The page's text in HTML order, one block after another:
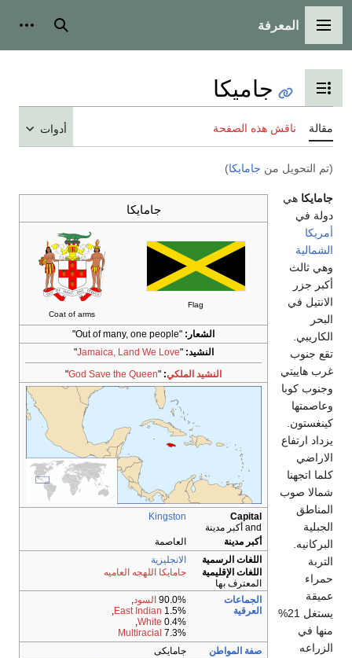
القائمة الرئيسية
المعرفة بحث
تبديل عرض جدول المحتويات
جاميكا
مقالة ناقش هذه الصفحة أدوات
(تم التحويل من جامايكا)
جامايكا
Flag
Coat of arms
الشعار: "Out of many, one people"
النشيد: "
Jamaica, Land We Love
"
النشيد الملكي:
"
God Save the Queen
"
Capital
and أكبر مدينة
Kingston
أكبر مدينة
العاصمة
اللغات الرسمية
الانجليزية
اللغات الإقليمية
المعترف بها
جامايكا اللهجه العاميه
الجماعات
العرقية
90.0% السود,
1.5%
East Indian
,
0.4%
White
,
7.3%
Multiracial
صفة المواطن
جامايكى
جامايكا هي
دولة في
أمريكا
الشمالية
وهي ثالث
أكبر جزر
الانتيل في
البحر
الكاريبي.
تقع جنوب
غرب هاييتي
وجنوب كوبا
وعاصمتها
كينغستون.
يزداد ارتفاع
الاراضي
كلما اتجهنا
شمالا صوب
المناطق
الجبلية
البركانيه.
التربة
حمراء
عميقة
يستغل 21%
منها في
الزراعه